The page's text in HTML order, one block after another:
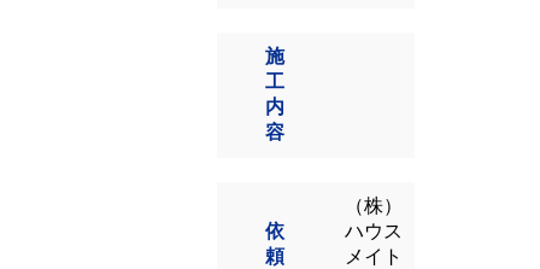
施
工
内
容
依
頼
（株）
ハウス
メイト